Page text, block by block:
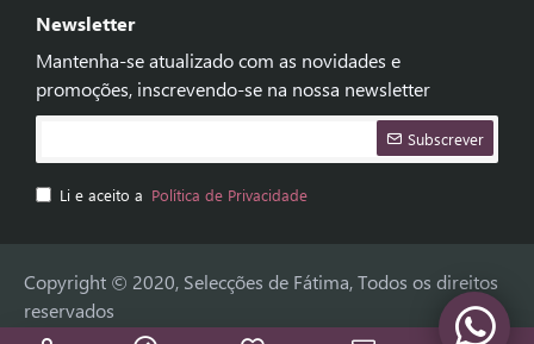
Newsletter
Mantenha-se atualizado com as novidades e
promoções, inscrevendo-se na nossa newsletter
Subscrever
Li e aceito a Política de Privacidade
Copyright © 2020, Selecções de Fátima, Todos os direitos
reservados